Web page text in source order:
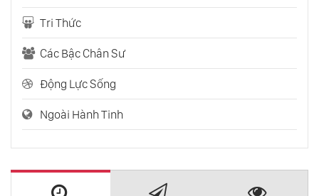
Tri Thức
Các Bậc Chân Sư
Động Lực Sống
Ngoài Hành Tinh